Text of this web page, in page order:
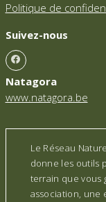
Politique de
Suivez-nous
Natagora
www.natagora.be
Le Réseau
donne les outils
terrain que vous
association, une